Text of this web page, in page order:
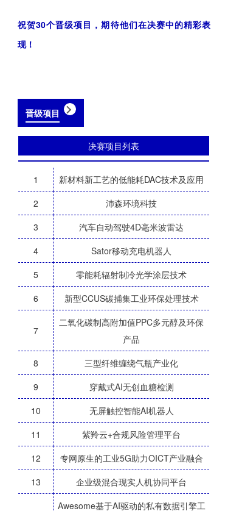
祝贺30个晋级项目，期待他们在决赛中的精彩表
现！
晋级项目
决赛项目列表
1
新材料新工艺的低能耗DAC技术及应用
2
沛森环境科技
3
汽车自动驾驶4D毫米波雷达
4
Sator移动充电机器人
5
零能耗辐射制冷光学涂层技术
6
新型CCUS碳捕集工业环保处理技术
7
二氧化碳制高附加值PPC多元醇及环保
产品
8
三型纤维缠绕气瓶产业化
9
穿戴式AI无创血糖检测
10
无屏触控智能AI机器人
11
紫羚云+合规风险管理平台
12
专网原生的工业5G助力OICT产业融合
13
企业级混合现实人机协同平台
Awesome基于AI驱动的私有数据引擎工